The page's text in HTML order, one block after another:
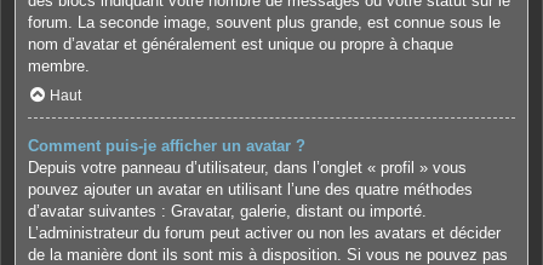
forum. La seconde image, souvent plus grande, est connue sous le
nom d’avatar et généralement est unique ou propre à chaque
membre.
Haut
Comment puis-je afficher un avatar ?
Depuis votre panneau d’utilisateur, dans l’onglet « profil » vous
pouvez ajouter un avatar en utilisant l’une des quatre méthodes
d’avatar suivantes : Gravatar, galerie, distant ou importé.
L’administrateur du forum peut activer ou non les avatars et décider
de la manière dont ils sont mis à disposition. Si vous ne pouvez pas